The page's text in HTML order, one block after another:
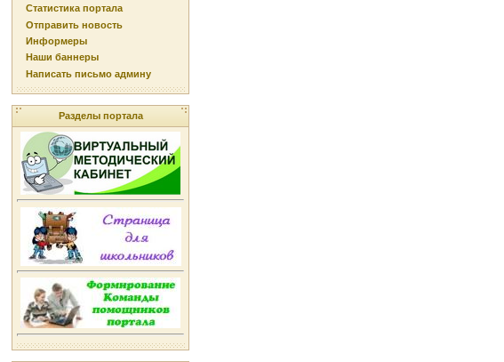
Статистика портала
Отправить новость
Информеры
Наши баннеры
Написать письмо админу
Разделы портала